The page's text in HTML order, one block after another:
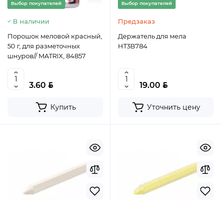
Выбор покупателей
В наличии
Порошок меловой красный,
50 г, для разметочных
шнуров// MATRIX, 84857
3.60 BYN
Купить
Выбор покупателей
Предзаказ
Держатель для мела
HT3B784
19.00 BYN
Уточнить цену